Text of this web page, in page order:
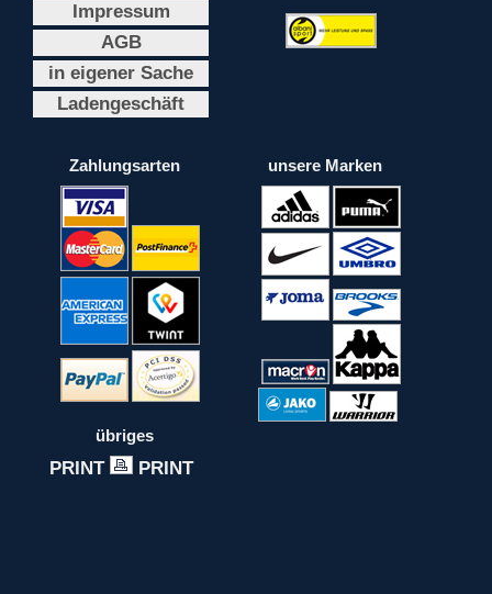
Impressum
AGB
in eigener Sache
Ladengeschäft
Zahlungsarten unsere Marken
übriges
PRINT PRINT